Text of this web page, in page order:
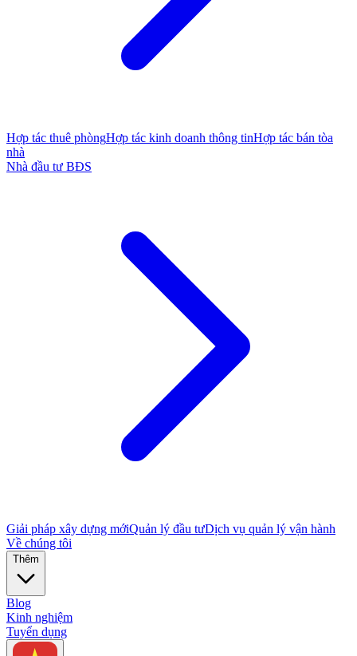
Hợp tác thuê phòngHợp tác kinh doanh thông tinHợp tác bán tòa
nhà
Nhà đầu tư BĐS
Giải pháp xây dựng mớiQuản lý đầu tưDịch vụ quản lý vận hành
Về chúng tôi
Thêm
Blog
Kinh nghiệm
Tuyển dụng